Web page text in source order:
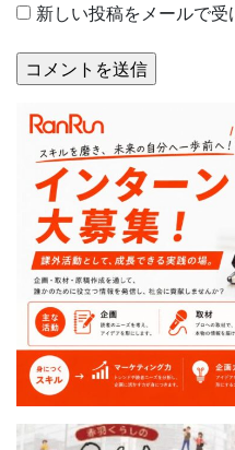
新しい投稿をメールで受